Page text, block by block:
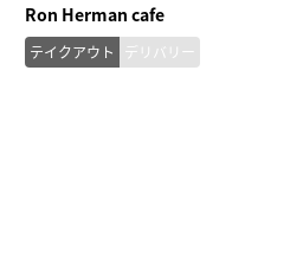
Ron Herman cafe
テイクアウト デリバリー